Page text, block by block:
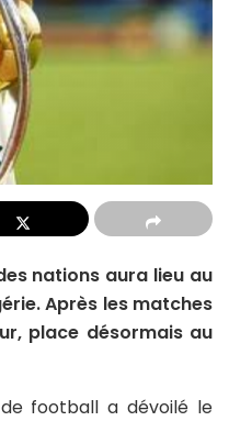
nations aura lieu au
Après les matches
place désormais au
football a dévoilé le